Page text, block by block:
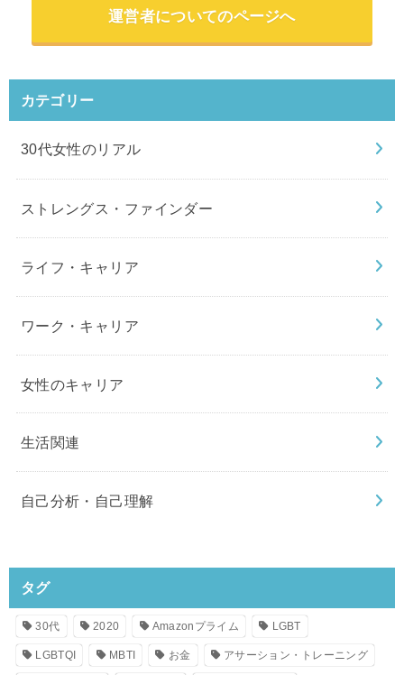
運営者についてのページへ
カテゴリー
30代女性のリアル
ストレングス・ファインダー
ライフ・キャリア
ワーク・キャリア
女性のキャリア
生活関連
自己分析・自己理解
タグ
30代 2020 Amazonプライム LGBT
LGBTQI MBTI お金 アサーション・トレーニング